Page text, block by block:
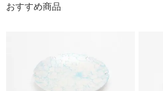
おすすめ商品